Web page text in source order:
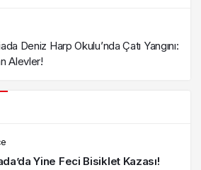
Deniz Harp Okulu’nda Çatı Yangını:
Alevler!
Yine Feci Bisiklet Kazası!